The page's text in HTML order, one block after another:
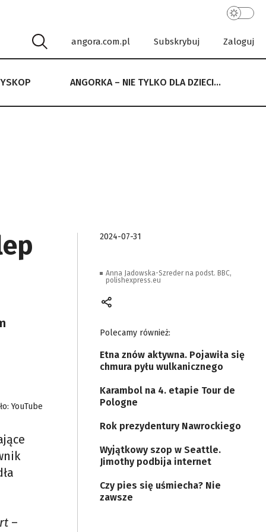
angora.com.pl Subskrybuj Zaloguj
ANGORKA – NIE TYLKO DLA DZIECI…
NIE TYLKO DLA DZIECI…
YouTube
–
2024-07-31
Anna Jadowska-Szreder na podst. BBC,
polishexpress.eu
Polecamy również:
Etna znów aktywna. Pojawiła się
chmura pyłu wulkanicznego
Karambol na 4. etapie Tour de
Pologne
Rok prezydentury Nawrockiego
Wyjątkowy szop w Seattle.
Jimothy podbija internet
Czy pies się uśmiecha? Nie
zawsze